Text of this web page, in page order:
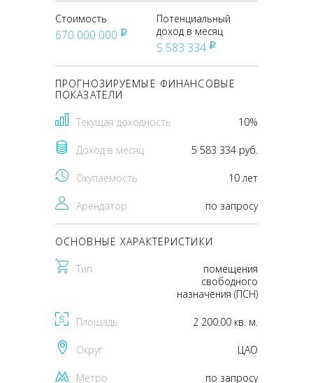
Стоимость
670 000 000 pуб
Потенциальный
доход в месяц
5 583 334 pуб
ПРОГНОЗИРУЕМЫЕ ФИНАНСОВЫЕ
ПОКАЗАТЕЛИ
Текущая доходность 10%
Доход в месяц 5 583 334 руб.
Окупаемость 10 лет
Арендатор по запросу
ОСНОВНЫЕ ХАРАКТЕРИСТИКИ
Тип
помещения
свободного
назначения (ПСН)
Площадь 2 200.00 кв. м.
Округ ЦАО
Метро по запросу